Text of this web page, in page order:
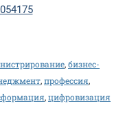
,бизнес-
,профессия,
,цифровизация